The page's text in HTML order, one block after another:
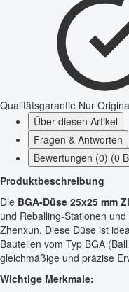
Qualitätsgarantie Nur
Über diesen Artikel
Fragen & Antworten
Bewertungen (0) (0
Produktbeschreibung
Die BGA-Düse 25x25 mm
und Reballing-Stationen
Zhenxun. Diese Düse ist
Bauteilen vom Typ BGA
gleichmäßige und präzise
Wichtige Merkmale: